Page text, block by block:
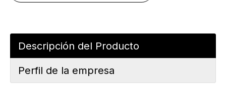
Descripción del Producto
Perfil de la empresa